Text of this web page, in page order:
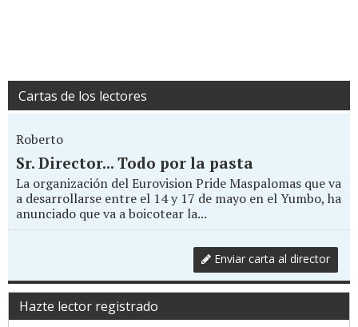
Cartas de los lectores
Roberto
Sr. Director... Todo por la pasta
La organización del Eurovision Pride Maspalomas que va
a desarrollarse entre el 14 y 17 de mayo en el Yumbo, ha
anunciado que va a boicotear la...
Enviar carta al director
Hazte lector registrado